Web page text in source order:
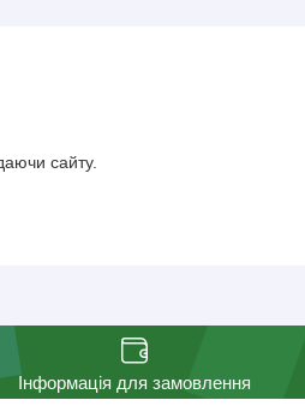
сайту.
Інформація для замовлення